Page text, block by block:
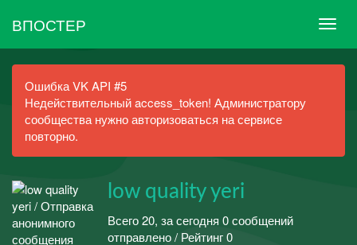
ВПОСТЕР
Ошибка VK API #5
Недействительный access_token! Администратору
сообщества нужно авторизоваться на сервисе
повторно.
low quality yeri
Всего 20, за сегодня 0 сообщений
отправлено / Рейтинг 0